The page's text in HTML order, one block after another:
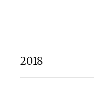
2018